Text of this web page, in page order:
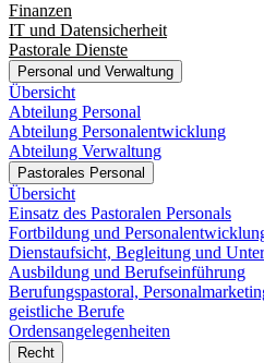
Finanzen
IT und Datensicherheit
Pastorale Dienste
Personal und Verwaltung
Übersicht
Abteilung Personal
Abteilung Personalentwicklung
Abteilung Verwaltung
Pastorales Personal
Übersicht
Einsatz des Pastoralen Personals
Fortbildung und
Dienstaufsicht, Begleitung und
Ausbildung und Berufseinführung
Berufungspastoral,
geistliche Berufe
Ordensangelegenheiten
Recht